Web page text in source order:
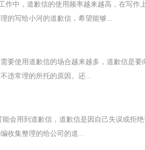
作中，道歉信的使用频率越来越高，在写作
的写给小河的道歉信，希望能够...
要使用道歉信的场合越来越多，道歉信是
违常理的所托的原因。还...
会用到道歉信，道歉信是因自己失误或拒
收集整理的给公司的道...